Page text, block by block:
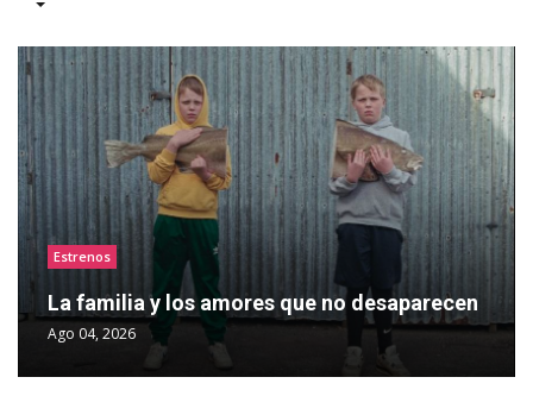
Estrenos
La familia y los amores que no desaparecen
Ago 04, 2026